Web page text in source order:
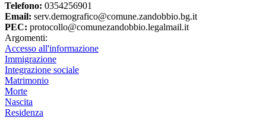
Telefono: 0354256901
Email: serv.demografico@comune.zandobbio.bg.it
PEC: protocollo@comunezandobbio.legalmail.it
Argomenti:
Accesso all'informazione
Immigrazione
Integrazione sociale
Matrimonio
Morte
Nascita
Residenza